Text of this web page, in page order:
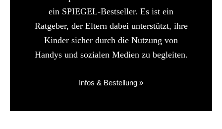
ein SPIEGEL-Bestseller. Es ist ein
Ratgeber, der Eltern dabei unterstützt, ihre
Kinder sicher durch die Nutzung von
Handys und sozialen Medien zu begleiten.
Infos & Bestellung »